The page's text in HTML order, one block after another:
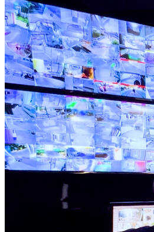
Athletico-PR